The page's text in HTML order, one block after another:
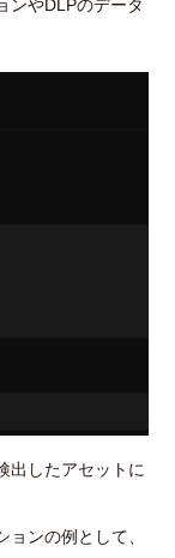
ンやDLPのデータ
出したアセットに
ンの例として、